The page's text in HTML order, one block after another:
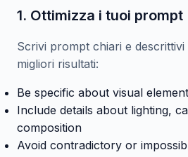
1. Ottimizza i tuoi prompt
Scrivi prompt chiari e
migliori risultati:
Be specific about visual
Include details about lighting,
composition
Avoid contradictory or